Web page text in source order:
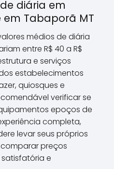
diária em
em Tabaporã MT
médios de diária
entre R$ 40 a R$
e serviços
estabelecimentos
quiosques e
verificar se
epoços de
completa,
levar seus próprios
comparar preços
e